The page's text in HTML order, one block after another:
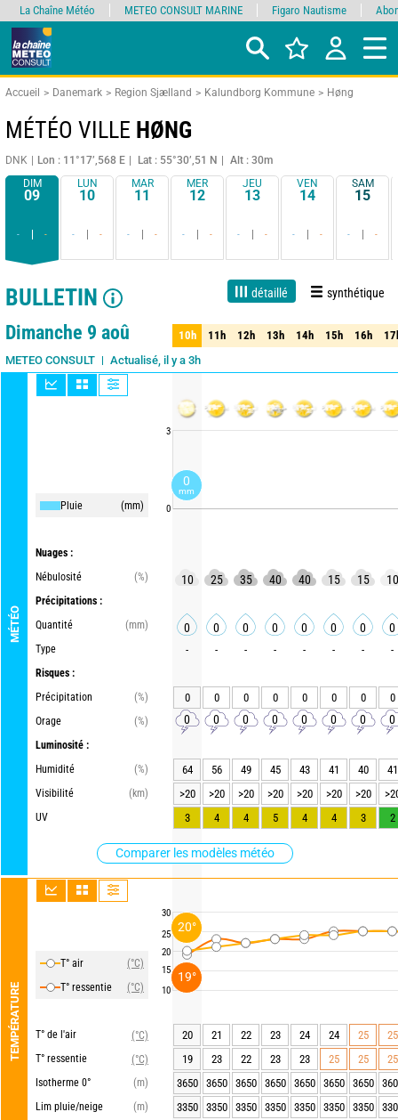
Accueil Danemark Region Sjælland Kalundborg Kommune Høng
MÉTÉO VILLE HØNG
DNK Lon : 11°17’,568 E Lat : 55°30’,51 N
Alt : 30m
DIM
09
- -
LUN
10
- -
MAR
11
- -
MER
12
- -
JEU
13
- -
VEN
14
- -
SAM
15
- -
BULLETIN détaillé synthétique
1 jour 3 jours 7 jours 15 jours Fiabilité 90%
Dimanche 9 aoû
METEO CONSULT Actualisé, il y a 3h
MÉTÉO
Pluie (mm)
Nuages :
Nébulosité
(%)
Précipitations :
Quantité
(mm)
Type
Risques :
Précipitation
(%)
Orage
(%)
Luminosité :
Humidité
(%)
Visibilité
(km)
UV
Comparer les modèles météo
TEMPÉRATURE
T° air
(°C)
T° ressentie
(°C)
T° de l'air
(°C)
T° ressentie
(°C)
Isotherme 0°
(m)
Lim pluie/neige
(m)
3
0
30
25
20
15
10
10h 11h 12h 13h 14h 15h 16h
10h 11h 12h 13h 14h 15h 16h
10 25 35 40 40 15 15 10
0 0 0 0 0 0 0 0
- - - - - - - -
0 0 0 0 0 0 0 0
0 0 0 0 0 0 0 0
64 56 49 45 43 41 40
41
>20
>20 >20 >20 >20 >20 >20
3
4 4 5 4 4 3 2
20 21 22 23 24 24 25
25
19
23 22 23 23 25 25
25
3650
3650 3650 3650 3650 3650 3650
3350
3350 3350 3350 3350 3350 3350
La Chaîne Météo METEO CONSULT MARINE Figaro Nautisme
0
mm
20°
19°